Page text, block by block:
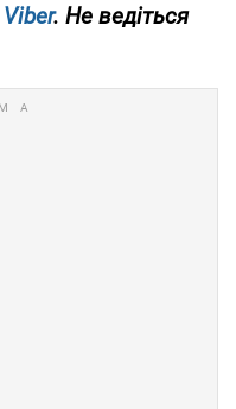
Viber. Не ведіться